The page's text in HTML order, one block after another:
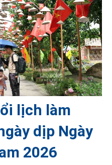
lịch làm
dịp Ngày
2026